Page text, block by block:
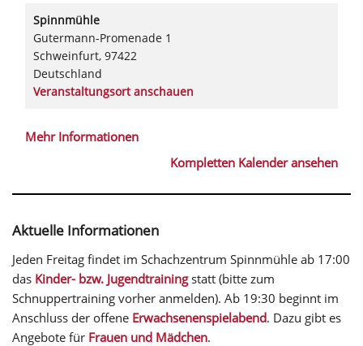
Spinnmühle
Gutermann-Promenade 1
Schweinfurt, 97422
Deutschland
Veranstaltungsort anschauen
Mehr Informationen
Kompletten Kalender ansehen
Aktuelle Informationen
Jeden Freitag findet im Schachzentrum Spinnmühle ab 17:00
das Kinder- bzw. Jugendtrainingstatt (bitte zum
Schnuppertraining vorher anmelden). Ab 19:30 beginnt im
Anschluss der offene Erwachsenenspielabend. Dazu gibt es
Angebote für Frauen und Mädchen.